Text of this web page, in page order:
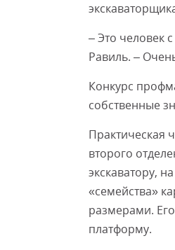
– Это человек
Равиль. –
Конкурс
собственные
Практическая
второго
экскаватору,
«семейства»
размерами.
платформу.